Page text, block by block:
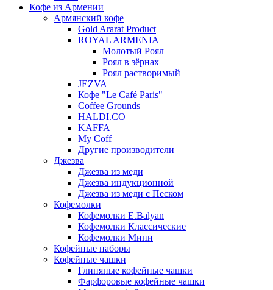
Кофе из Армении
Армянский кофе
Gold Ararat Product
ROYAL ARMENIA
Молотый Роял
Роял в зёрнах
Роял растворимый
JEZVA
Кофе "Le Café Paris"
Coffee Grounds
HALDI.CO
KAFFA
My Coff
Другие производители
Джезва
Джезва из меди
Джезва индукционной
Джезва из меди с Песком
Кофемолки
Кофемолки E.Balyan
Кофемолки Классические
Кофемолки Мини
Кофейные наборы
Кофейные чашки
Глиняные кофейные чашки
Фарфоровые кофейные чашки